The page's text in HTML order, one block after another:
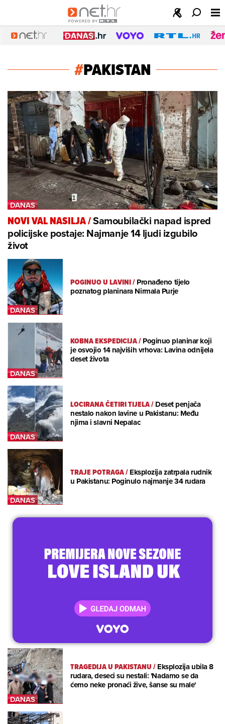
#PAKISTAN
NOVI VAL NASILJA/Samoubilački napad ispred
policijske postaje: Najmanje 14 ljudi izgubilo
život
POGINUO U LAVINI/Pronađeno tijelo
poznatog planinara Nirmala Purje
KOBNA EKSPEDICIJA/Poginuo planinar koji
je osvojio 14 najviših vrhova: Lavina odnijela
deset života
LOCIRANA ČETIRI TIJELA/Deset penjača
nestalo nakon lavine u Pakistanu: Među
njima i slavni Nepalac
TRAJE POTRAGA/Eksplozija zatrpala rudnik
u Pakistanu: Poginulo najmanje 34 rudara
TRAGEDIJA U PAKISTANU/Eksplozija ubila 8
rudara, deseci su nestali: 'Nadamo se da
ćemo neke pronaći žive, šanse su male'